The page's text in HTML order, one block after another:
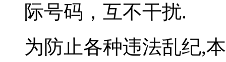
际号码，互不干扰.
为防止各种违法乱纪,